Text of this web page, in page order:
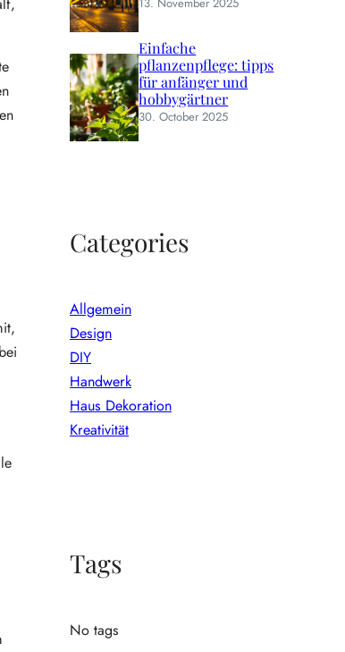
13. November 2025
Einfache
pflanzenpflege: tipps
für anfänger und
hobbygärtner
30. October 2025
Categories
Allgemein
Design
DIY
Handwerk
Haus Dekoration
Kreativität
Tags
No tags